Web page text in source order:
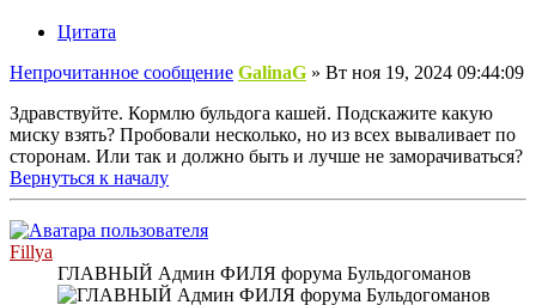
Цитата
Непрочитанное сообщение GalinaG » Вт ноя 19, 2024 09:44:09
Здравствуйте. Кормлю бульдога кашей. Подскажите какую
миску взять? Пробовали несколько, но из всех вываливает по
сторонам. Или так и должно быть и лучше не заморачиваться?
Вернуться к началу
Fillya
ГЛАВНЫЙ Админ ФИЛЯ форума Бульдогоманов